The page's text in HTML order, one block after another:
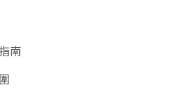
南